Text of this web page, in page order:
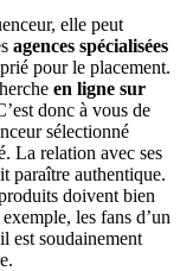
elle peut
agences spécialisées
pour le placement.
en ligne sur
donc à vous de
sélectionné
La relation avec ses
paraître authentique.
doivent bien
les fans d’un
est soudainement